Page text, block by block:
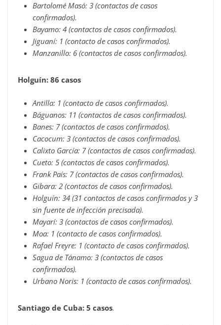
Bartolomé Masó: 3 (contactos de casos
confirmados).
Bayamo: 4 (contactos de casos confirmados).
Jiguaní: 1 (contacto de casos confirmados).
Manzanillo: 6 (contactos de casos confirmados).
Holguín: 86 casos
Antilla: 1 (contacto de casos confirmados).
Báguanos: 11 (contactos de casos confirmados).
Banes: 7 (contactos de casos confirmados).
Cacocum: 3 (contactos de casos confirmados).
Calixto García: 7 (contactos de casos confirmados).
Cueto: 5 (contactos de casos confirmados).
Frank País: 7 (contactos de casos confirmados).
Gibara: 2 (contactos de casos confirmados).
Holguín: 34 (31 contactos de casos confirmados y 3
sin fuente de infección precisada).
Mayarí: 3 (contactos de casos confirmados).
Moa: 1 (contacto de casos confirmados).
Rafael Freyre: 1 (contacto de casos confirmados).
Sagua de Tánamo: 3 (contactos de casos
confirmados).
Urbano Noris: 1 (contacto de casos confirmados).
Santiago de Cuba: 5 casos.